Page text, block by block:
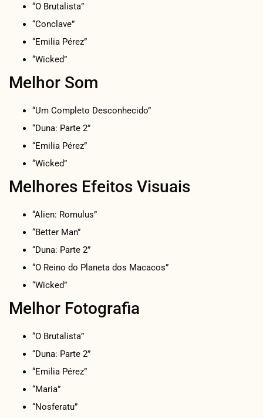
“O Brutalista”
“Conclave”
“Emilia Pérez”
“Wicked”
Melhor Som
“Um Completo Desconhecido”
“Duna: Parte 2”
“Emilia Pérez”
“Wicked”
Melhores Efeitos Visuais
“Alien: Romulus”
“Better Man”
“Duna: Parte 2”
“O Reino do Planeta dos Macacos”
“Wicked”
Melhor Fotografia
“O Brutalista”
“Duna: Parte 2”
“Emilia Pérez”
“Maria”
“Nosferatu”